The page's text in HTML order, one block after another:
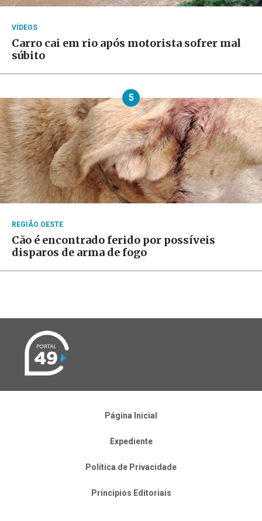
VÍDEOS
Carro cai em rio após motorista sofrer mal
súbito
5
REGIÃO OESTE
Cão é encontrado ferido por possíveis
disparos de arma de fogo
Página Inicial
Expediente
Política de Privacidade
Princípios Editoriais